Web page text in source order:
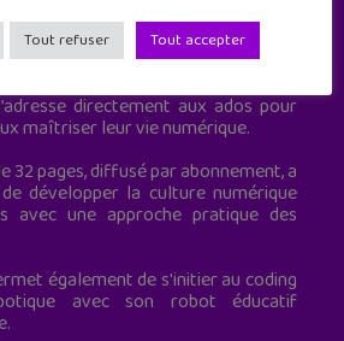
le premier site de culture numérique
adolescents.
directement aux ados pour
maîtriser leur vie numérique.
32 pages, diffusé par abonnement, a
développer la culture numérique
avec une approche pratique des
également de s'initier au coding
avec son robot éducatif
Tout refuser Tout accepter